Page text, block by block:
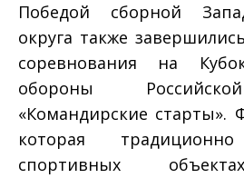
Победой сборной
округа также
соревнования на
обороны
«Командирские старты».
которая
спортивных